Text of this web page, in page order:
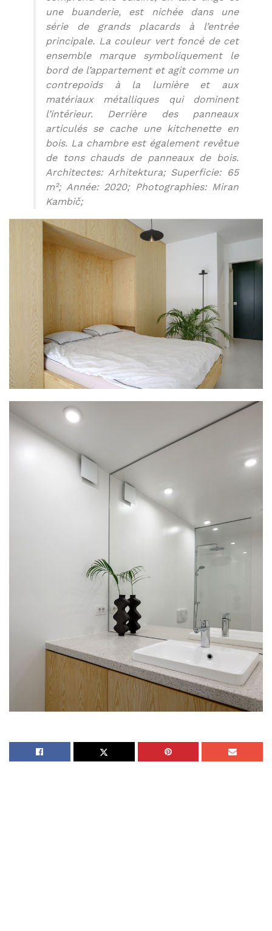
une buanderie, est nichée dans une
série de grands placards à l’entrée
principale. La couleur vert foncé de cet
ensemble marque symboliquement le
bord de l’appartement et agit comme un
contrepoids à la lumière et aux
matériaux métalliques qui dominent
l’intérieur. Derrière des panneaux
articulés se cache une kitchenette en
bois. La chambre est également revêtue
de tons chauds de panneaux de bois.
Architectes: Arhitektura; Superficie: 65
m²; Année: 2020; Photographies: Miran
Kambič;